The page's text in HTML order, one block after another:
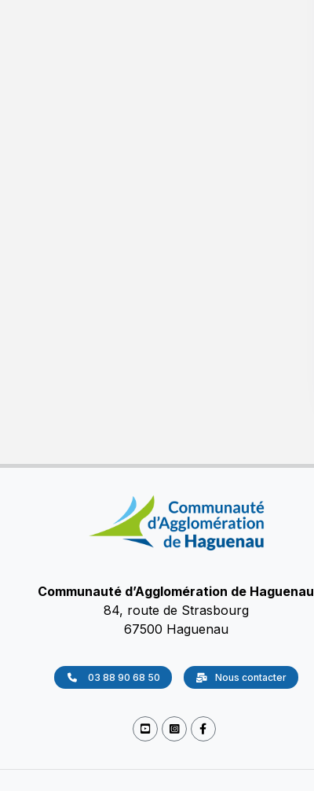
Communauté d’Agglomération de Haguenau
84, route de Strasbourg
67500 Haguenau
03 88 90 68 50 Nous contacter